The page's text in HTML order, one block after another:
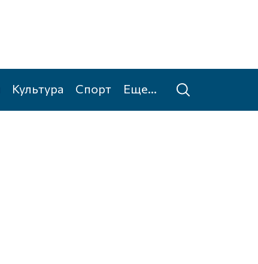
Культура Спорт Еще...